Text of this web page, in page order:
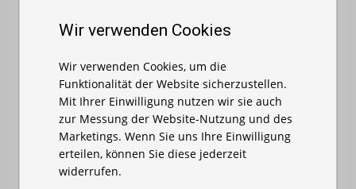
FALTZELT 3X4,5M - ALUMINIUM-HEXAGONKONSTR...
Auf Lager
Wir verwenden Cookies
Wir verwenden Cookies, um die
Funktionalität der Website sicherzustellen.
Mit Ihrer Einwilligung nutzen wir sie auch
zur Messung der Website-Nutzung und des
Marketings. Wenn Sie uns Ihre Einwilligung
erteilen, können Sie diese jederzeit
widerrufen.